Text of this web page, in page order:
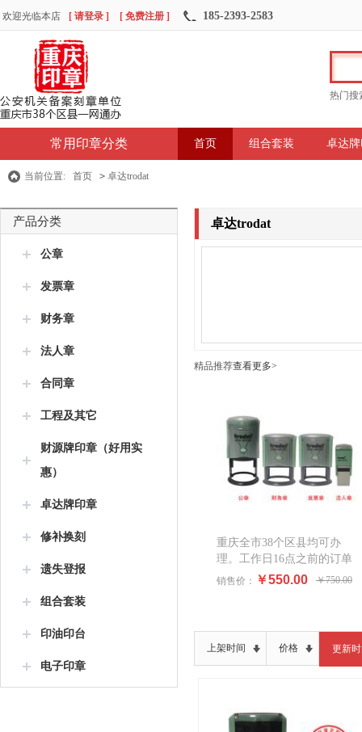
欢迎光临本店 [ 请登录 ] [ 免费注册 ] 185-2393-2583
热门搜
常用印章分类 首页 组合套装 卓达
当前位置: 首页 > 卓达trodat
产品分类
公章
发票章
财务章
法人章
合同章
工程及其它
财源牌印章（好用实
惠）
卓达牌印章
修补换刻
遗失登报
组合套装
印油印台
电子印章
卓达trodat
精品推荐查看更多>
重庆全市38个区县均可办
理。工作日16点之前的订单
当天办结并寄出，第二天可
园，距离近的可上门自取。
销售价： ￥550.00 ￥750.00
上架时间 价格 更新